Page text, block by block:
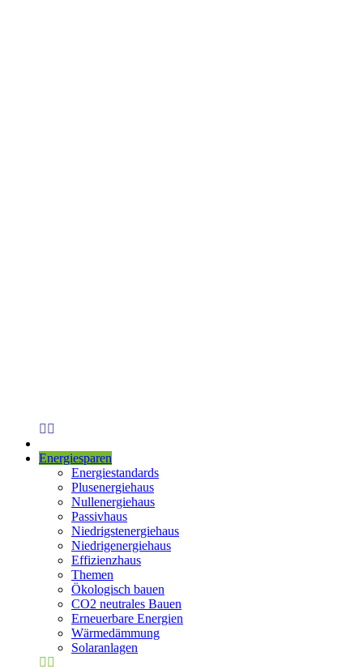
Energiesparen
Energiestandards
Plusenergiehaus
Nullenergiehaus
Passivhaus
Niedrigstenergiehaus
Niedrigenergiehaus
Effizienzhaus
Themen
Ökologisch bauen
CO2 neutrales Bauen
Erneuerbare Energien
Wärmedämmung
Solaranlagen